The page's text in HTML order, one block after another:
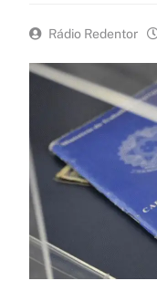
Rádio Redentor